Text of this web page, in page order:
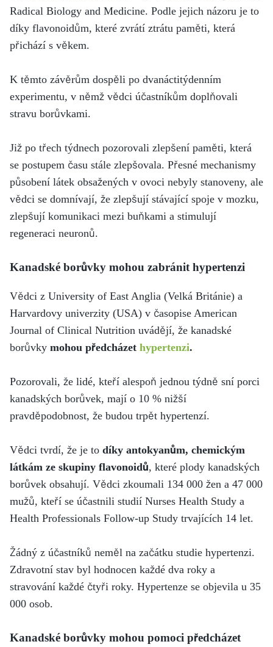
Radical Biology and Medicine. Podle jejich názoru je to
díky flavonoidům, které zvrátí ztrátu paměti, která
přichází s věkem.
K těmto závěrům dospěli po dvanáctitýdenním
experimentu, v němž vědci účastníkům doplňovali
stravu borůvkami.
Již po třech týdnech pozorovali zlepšení paměti, která
se postupem času stále zlepšovala. Přesné mechanismy
působení látek obsažených v ovoci nebyly stanoveny, ale
vědci se domnívají, že zlepšují stávající spoje v mozku,
zlepšují komunikaci mezi buňkami a stimulují
regeneraci neuronů.
Kanadské borůvky mohou zabránit hypertenzi
Vědci z University of East Anglia (Velká Británie) a
Harvardovy univerzity (USA) v časopise American
Journal of Clinical Nutrition uvádějí, že kanadské
borůvky mohou předcházet hypertenzi.
Pozorovali, že lidé, kteří alespoň jednou týdně sní porci
kanadských borůvek, mají o 10 % nižší
pravděpodobnost, že budou trpět hypertenzí.
Vědci tvrdí, že je to díky antokyanům, chemickým
látkám ze skupiny flavonoidů, které plody kanadských
borůvek obsahují. Vědci zkoumali 134 000 žen a 47 000
mužů, kteří se účastnili studií Nurses Health Study a
Health Professionals Follow-up Study trvajících 14 let.
Žádný z účastníků neměl na začátku studie hypertenzi.
Zdravotní stav byl hodnocen každé dva roky a
stravování každé čtyři roky. Hypertenze se objevila u 35
000 osob.
Kanadské borůvky mohou pomoci předcházet